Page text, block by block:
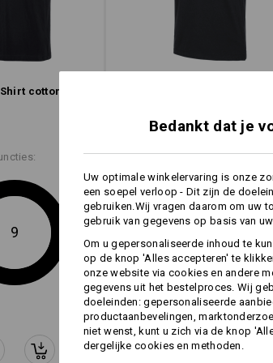
T-Shirt cotton
cotton
9
Dezelfde functies:
+4 andere functies
Bedankt dat je
Uw optimale winkelervaring is onze
een soepel verloop - Dit zijn de
gebruiken.Wij vragen daarom om uw
gebruik van gegevens op basis van
Om u gepersonaliseerde inhoud te
op de knop 'Alles accepteren' te
onze website via cookies en andere
gegevens uit het bestelproces. Wij
doeleinden: gepersonaliseerde
productaanbevelingen,
niet wenst, kunt u zich via de knop
dergelijke cookies en methoden.